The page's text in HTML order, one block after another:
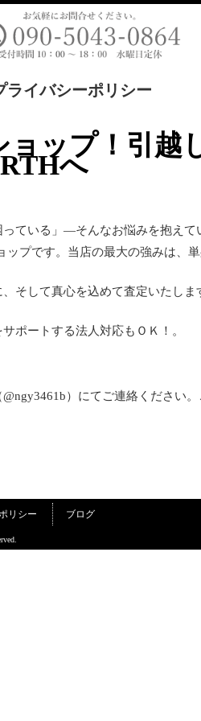
ライバシーポリシー
へ
ている」—そんなお悩みを抱えて
プです。当店の最大の強みは、
そして真心を込めて査定いたしま
ポートする法人対応もＯＫ！。
）にてご連絡ください
リシー ブログ